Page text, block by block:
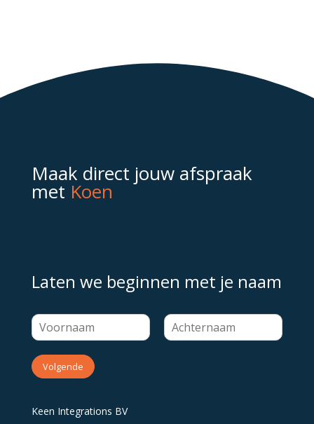
Maak direct jouw afspraak
met Koen
Laten we beginnen met je naam
Volgende
Keen Integrations BV